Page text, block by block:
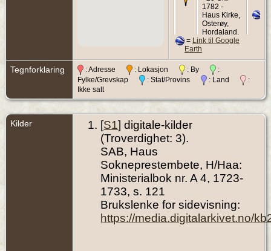
1782 -
Haus Kirke,
Osterøy,
Hordaland,
Norway
Hendelse-
Skifte - 12
Sep 1783 -
Løtveit,
Hordaland,
= Link til Google
Earth
Tegnforklaring : Adresse : Lokasjon : By
:
Fylke/Grevskap
: Stat/Provins : Land
:
Ikke satt
Kilder [S1] digitale-kilder
(Troverdighet: 3).
SAB, Haus
Sokneprestembete, H/Haa:
Ministerialbok nr. A 4, 1723-
1733, s. 121
Brukslenke for sidevisning:
https://media.digitalarkivet.no/